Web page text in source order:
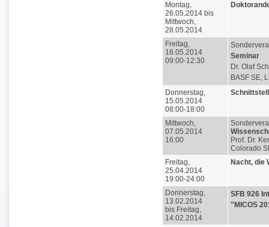
Montag,
26.05.2014 bis
Mittwoch,
28.05.2014
Freitag,
16.05.2014
09:00-12:30
Seminar
Dr. Olaf
BASF SE,
Donnerstag,
15.05.2014
08:00-18:00
Mittwoch,
07.05.2014
16:00
Prof. Dr.
Colorado
Freitag,
25.04.2014
19:00-24:00
Nacht, die
Donnerstag,
13.02.2014
bis Freitag,
14.02.2014
SFB 926
"MICOS